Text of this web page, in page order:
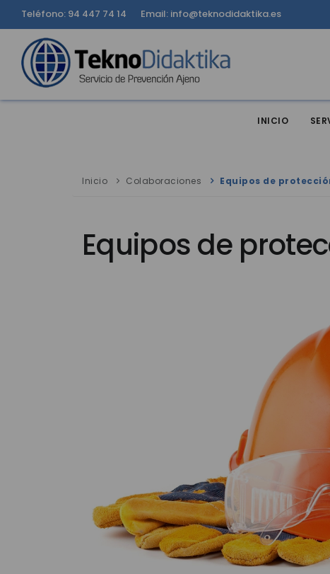
Teléfono: 94 447 74 14 Email: info@teknodidaktika.es
INICIO
Inicio Colaboraciones Equipos de
Equipos de